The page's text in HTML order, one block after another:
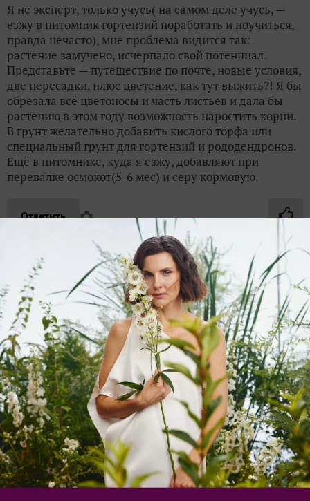
Я не эксперт, только учусь( на самом деле учусь, —
езжу в питомник гортензий поработать и поучиться,
правда нечасто), мне проблема видится так:
растение замучено, исчерпало свой потенциал.
Представьте — путешествие по почте, новые условия,
две пересадки, плюс цветение, как тут выжить?! Я бы
обрезала всё цветоносы и часть листьев и дала бы
растению в этом году возможность наростить корни.
В грунт желательно добавить кислого торфа или
специальный грунт для гортензий и рододендронов.
Ещё в питомнике, куда я езжу, добавляют при
перевалке осмокот(5-6 мес) и серу кормовую.
Ответить ✿
Perun741
4 апреля 2023, 20:17
Спасибо за ответ.
Растение которое получил по почте погибло.
Второе куплено в магазине пустило ветки 12 см и
начало сохнуть. Пересадил в маленький горшок
сейчас пустило новые листья. Этот цветок куплен в
магазине уже цветущее. От покупки до посадки
прошел 1 час. Земля с магазина для гортензий.
Ответить ✿
Yorik
Юрий
Калининградская обл.
5 апреля 2023, 09:57